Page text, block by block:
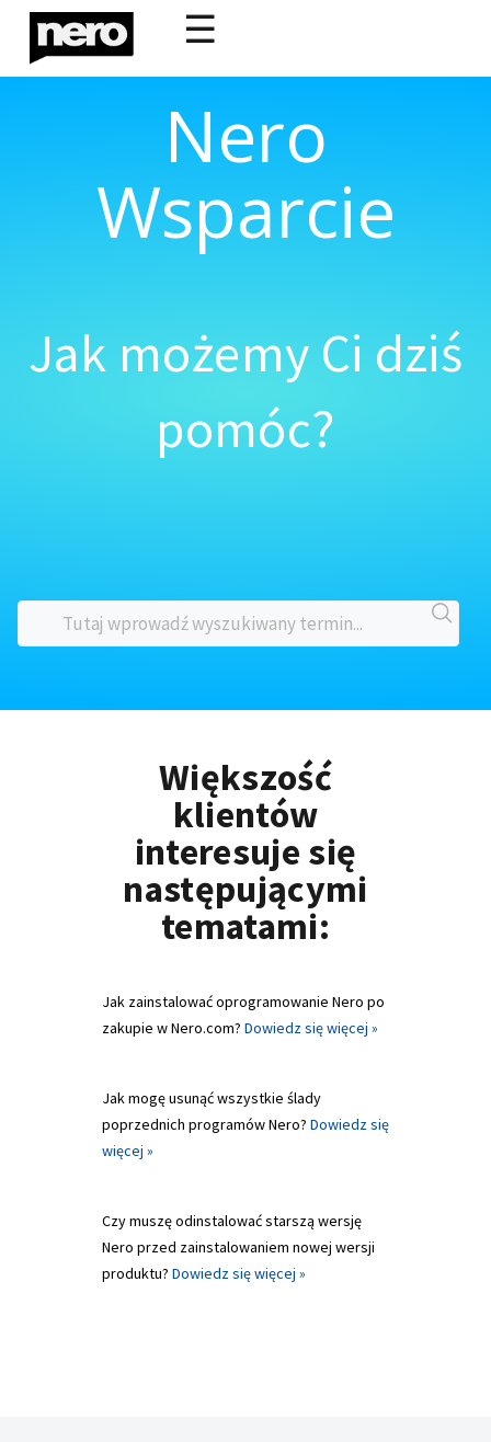
☰
Nero
Wsparcie
Jak możemy Ci dziś
pomóc?
Większość
klientów
interesuje się
następującymi
tematami:
Jak zainstalować oprogramowanie Nero po
zakupie w Nero.com? Dowiedz się więcej »
Jak mogę usunąć wszystkie ślady
poprzednich programów Nero? Dowiedz się
więcej »
Czy muszę odinstalować starszą wersję
Nero przed zainstalowaniem nowej wersji
produktu? Dowiedz się więcej »